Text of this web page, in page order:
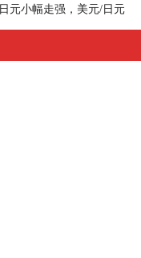
日元小幅走强，美元/日元